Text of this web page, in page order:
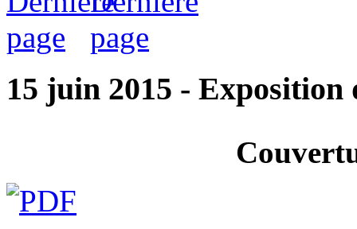
15 juin 2015 - Exposition